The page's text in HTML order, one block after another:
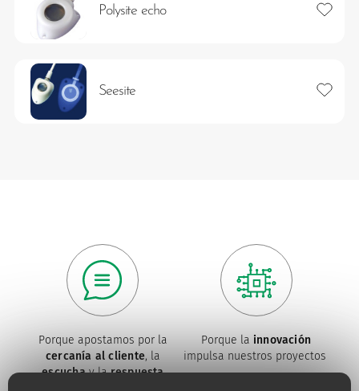
Polysite echo Añadir
Seesite Añadir
Porque apostamos por la
cercanía al cliente, la
escuchay larespuesta
Porque la innovación
impulsa nuestros proyectos